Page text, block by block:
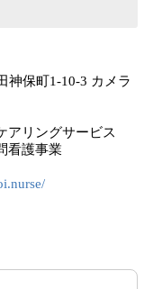
神保町1-10-3 カメラ
アリングサービス
護事業